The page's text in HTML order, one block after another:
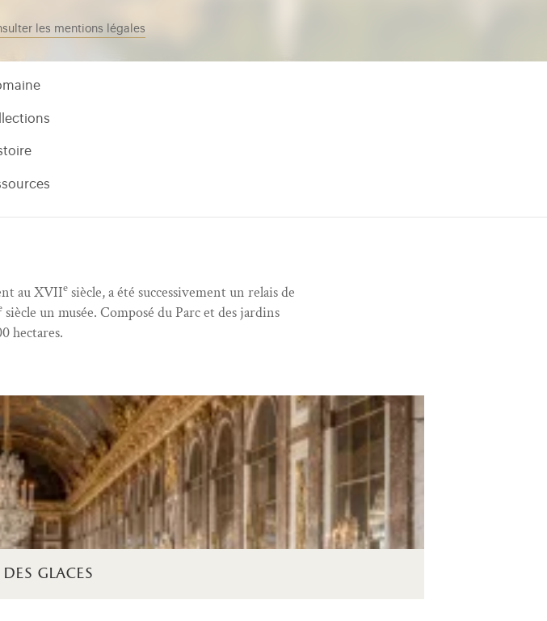
les mentions légales
au XVIIe siècle, a été successivement un relais de
siècle un musée. Composé du Parc et des jardins
hectares.
glaces